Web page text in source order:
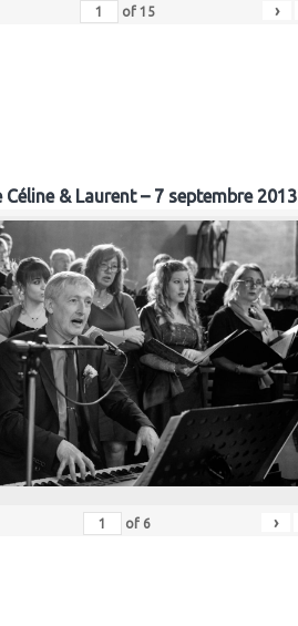
of 15 ›
Céline & Laurent – 7 septembre 2013
of 6 ›